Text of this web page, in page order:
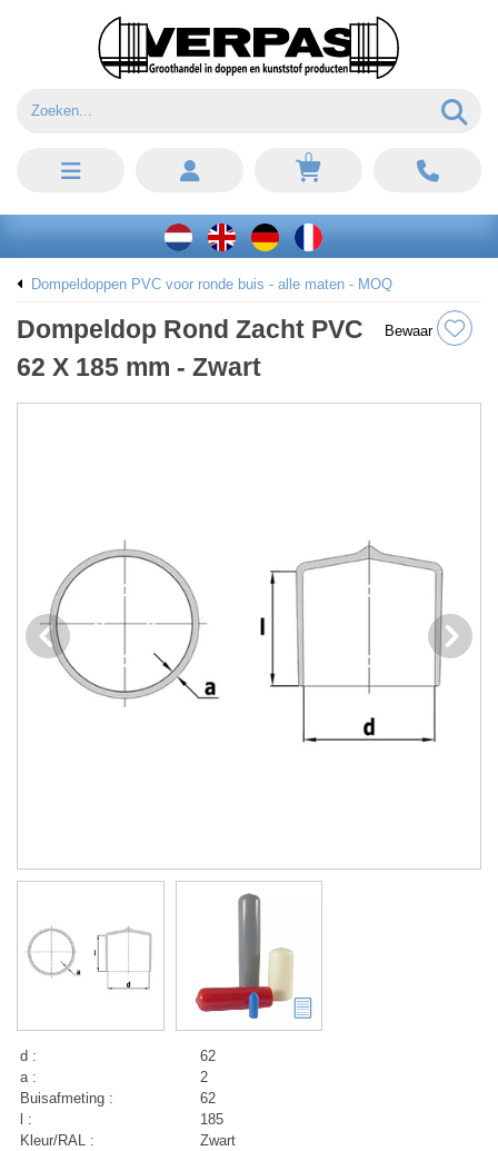
0
Dompeldoppen PVC voor ronde buis - alle maten - MOQ
Dompeldop Rond Zacht PVC
62 X 185 mm - Zwart
Bewaar
d :
62
a :
2
Buisafmeting :
62
l :
185
Kleur/RAL :
Zwart